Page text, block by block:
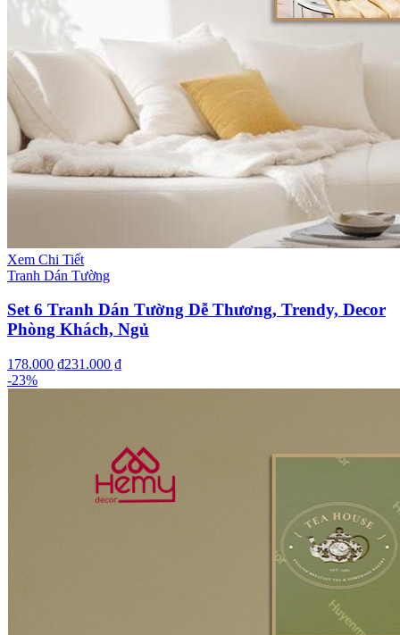
Xem Chi Tiết
Tranh Dán Tường
Set 6 Tranh Dán Tường Dễ Thương, Trendy, Decor
Phòng Khách, Ngủ
178.000 ₫231.000 ₫
-23%